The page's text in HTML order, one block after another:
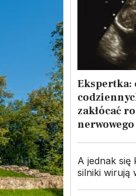
Ekspertka:
zakłócać
nerwowego
A jednak się
silniki wirują